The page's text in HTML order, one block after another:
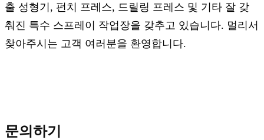
출 성형기, 펀치 프레스, 드릴링 프레스 및 기타 잘 갖
춰진 특수 스프레이 작업장을 갖추고 있습니다. 멀리서
찾아주시는 고객 여러분을 환영합니다.
문의하기